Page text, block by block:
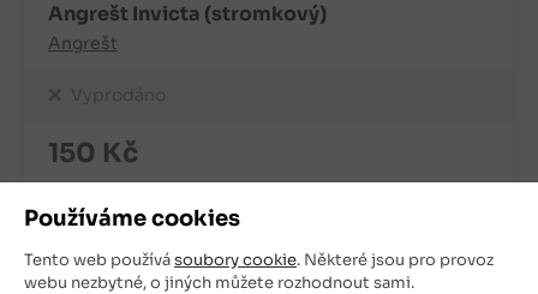
Používáme cookies
Tento web používásoubory cookie. Některé jsou pro provoz
webu nezbytné, o jiných můžete rozhodnout sami.
Angrešt Invicta (stromkový)
Angrešt
Vyprodáno
150 Kč
+
ks